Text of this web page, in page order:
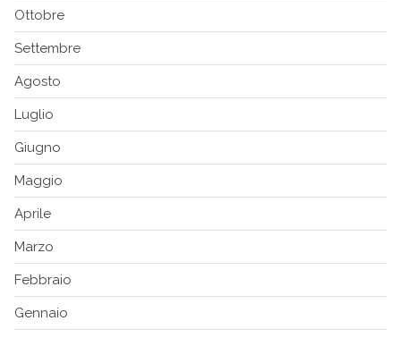
Ottobre
Settembre
Agosto
Luglio
Giugno
Maggio
Aprile
Marzo
Febbraio
Gennaio